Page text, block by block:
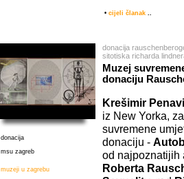
• cijeli članak ..
donacija
msu zagreb
muzeji u zagrebu
donacija
sitotiska richarda
Muzej
donaciju
Krešimir
iz New Yorka,
suvremene
donaciju -
od najpoznatijih
Roberta